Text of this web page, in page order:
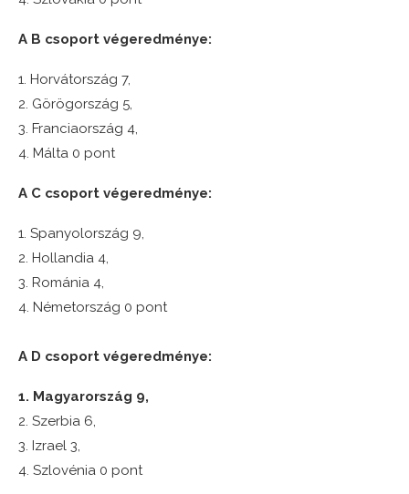
A B csoport végeredménye:
1. Horvátország 7,
2. Görögország 5,
3. Franciaország 4,
4. Málta 0 pont
A C csoport végeredménye:
1. Spanyolország 9,
2. Hollandia 4,
3. Románia 4,
4. Németország 0 pont
A D csoport végeredménye:
1. Magyarország 9,
2. Szerbia 6,
3. Izrael 3,
4. Szlovénia 0 pont